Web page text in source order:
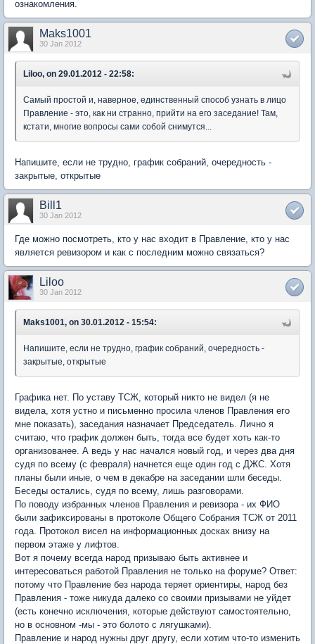
ознакомления.
Maks1001
30 Jan 2012
Liloo, on 29.01.2012 - 22:58:
Самый простой и, наверное, единственный способ узнать в лицо
Правление - это, как ни странно, прийти на его заседание! Там,
кстати, многие вопросы сами собой снимутся...
Напишите, если не трудно, график собраний, очередность -
закрытые, открытые
Bill1
30 Jan 2012
Где можно посмотреть, кто у нас входит в Правление, кто у нас
является ревизором и как с последним можно связаться?
Liloo
30 Jan 2012
Maks1001, on 30.01.2012 - 15:54:
Напишите, если не трудно, график собраний, очередность -
закрытые, открытые
Графика нет. По уставу ТСЖ, который никто не видел (я не
видела, хотя устно и письменно просила членов Правления его
мне показать), заседания назначает Председатель. Лично я
считаю, что график должен быть, тогда все будет хоть как-то
организованее. А ведь у нас начался новый год, и через два дня
судя по всему (с февраля) начнется еще один год с ДЖС. Хотя
планы были иные, о чем в декабре на заседании шли беседы.
Беседы остались, судя по всему, лишь разговорами.
По поводу избранных членов Правления и ревизора - их ФИО
были зафиксированы в протоколе Общего Собрания ТСЖ от 2011
года. Протокол висел на информационных досках внизу на
первом этаже у лифтов.
Вот я почему всегда народ призываю быть активнее и
интересоваться работой Правления не только на форуме? Ответ:
потому что Правление без народа теряет ориентиры, народ без
Правления - тоже никуда далеко со своими призывами не уйдет
(есть конечно исключения, которые действуют самостоятельно,
но в основном -мы - это болото с лягушками).
Правление и народ нужны друг другу, если хотим что-то изменить